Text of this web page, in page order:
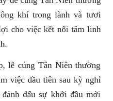
khí trong lành và tươi
cho việc kết nối tâm linh
lễ cúng Tân Niên thường
việc đầu tiên sau kỳ nghỉ
dấu sự khởi đầu mới